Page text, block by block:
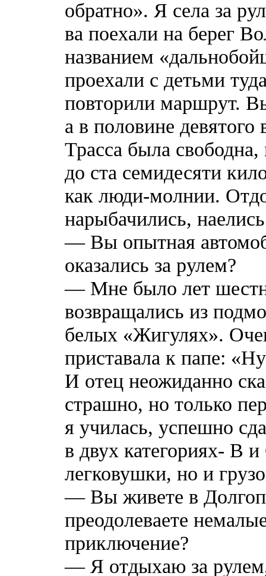
обратно». Я села за
ва поехали на берег
названием
проехали с детьми
повторили маршрут.
а в половине
Трасса была
до ста семидесяти
как люди-молнии.
нарыбачились,
— Вы опытная
оказались за рулем?
— Мне было лет
возвращались из
белых «Жигулях».
приставала к папе:
И отец неожиданно
страшно, но только
я училась, успешно
в двух категориях- В
легковушки, но и
— Вы живете в
преодолеваете
приключение?
— Я отдыхаю за